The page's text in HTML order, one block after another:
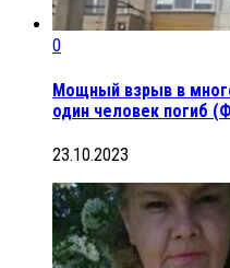
0
Мощный взрыв в
один человек погиб
23.10.2023